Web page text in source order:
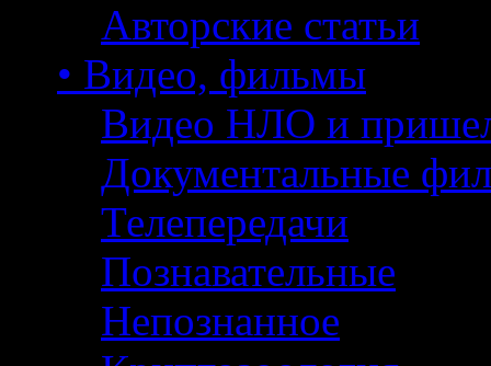
Авторские статьи
• Видео, фильмы
Видео НЛО и
Документальные
Телепередачи
Познавательные
Непознанное